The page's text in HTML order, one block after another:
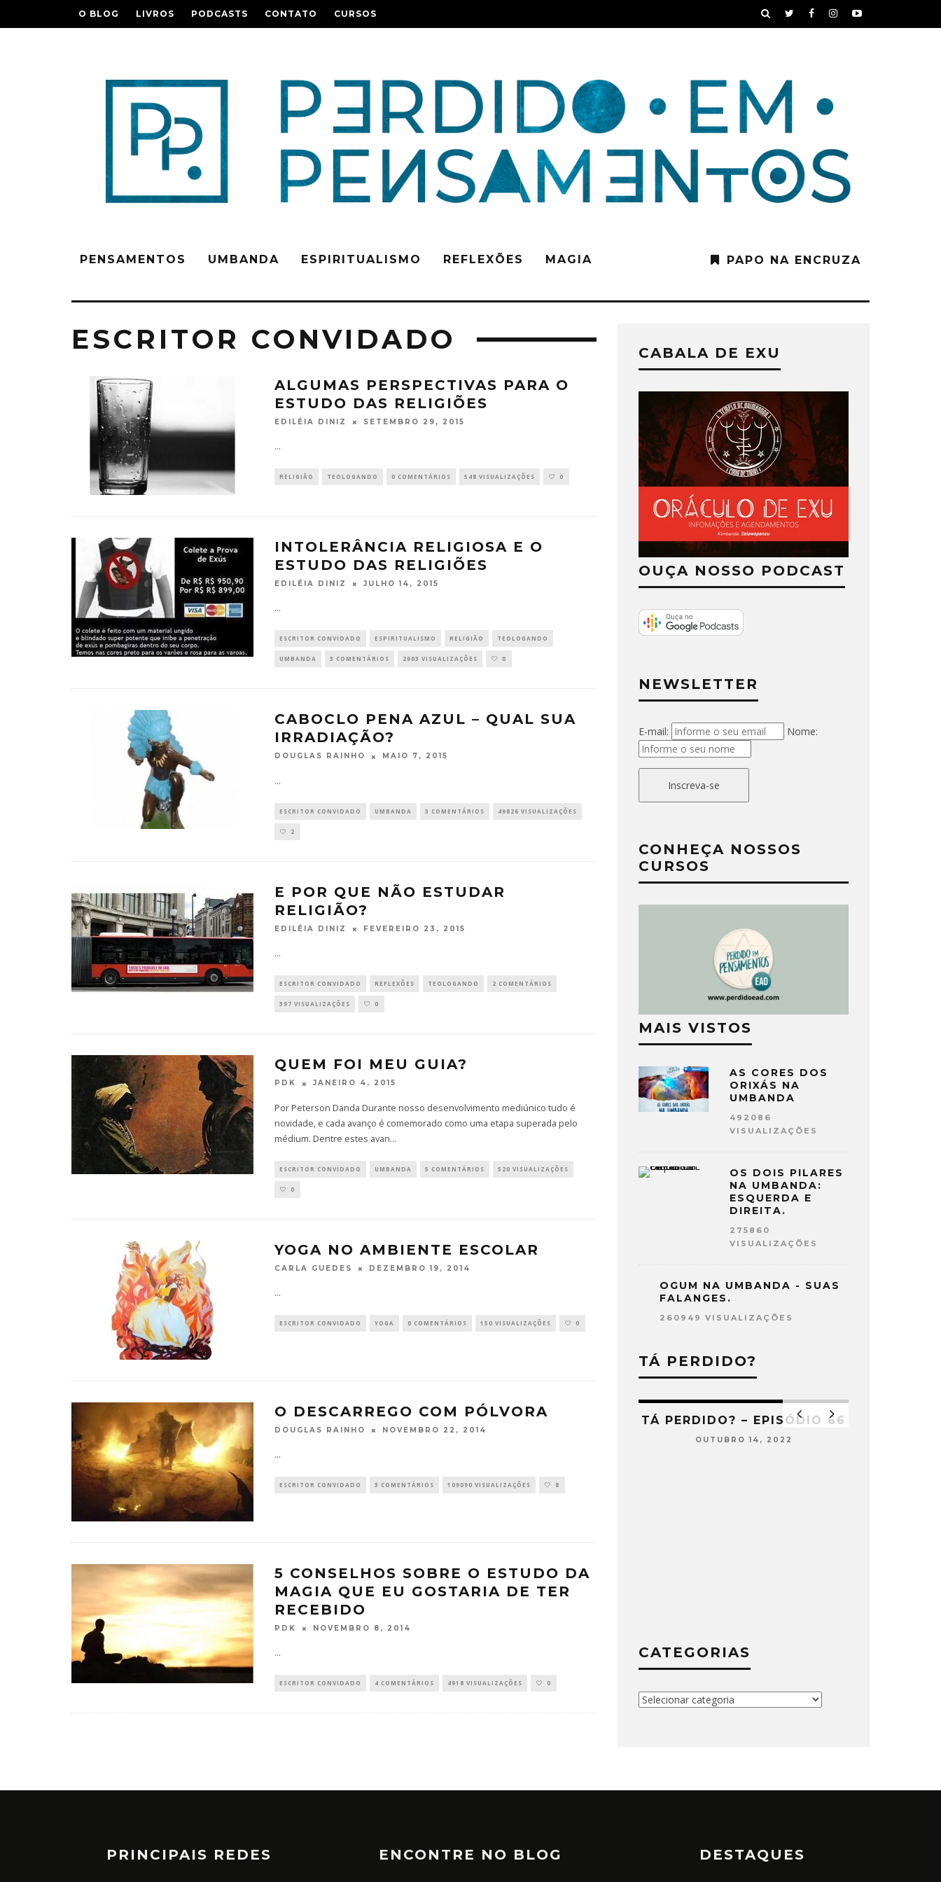
O BLOG LIVROS PODCASTS CONTATO CURSOS
PENSAMENTOS UMBANDA ESPIRITUALISMO REFLEXÕES MAGIA PAPO NA ENCRUZA
ESCRITOR CONVIDADO
ALGUMAS PERSPECTIVAS PARA O
ESTUDO DAS RELIGIÕES
EDILÉIA DINIZ SETEMBRO 29, 2015
...
RELIGIÃO TEOLOGANDO 0 COMENTÁRIOS 548 VISUALIZAÇÕES 0
INTOLERÂNCIA RELIGIOSA E O
ESTUDO DAS RELIGIÕES
EDILÉIA DINIZ JULHO 14, 2015
...
ESCRITOR CONVIDADO ESPIRITUALISMO RELIGIÃO TEOLOGANDO
UMBANDA 3 COMENTÁRIOS 2903 VISUALIZAÇÕES 0
CABOCLO PENA AZUL – QUAL SUA
IRRADIAÇÃO?
DOUGLAS RAINHO MAIO 7, 2015
...
ESCRITOR CONVIDADO UMBANDA 3 COMENTÁRIOS 49826 VISUALIZAÇÕES
2
E POR QUE NÃO ESTUDAR
RELIGIÃO?
EDILÉIA DINIZ FEVEREIRO 23, 2015
...
ESCRITOR CONVIDADO REFLEXÕES TEOLOGANDO 2 COMENTÁRIOS
397 VISUALIZAÇÕES 0
QUEM FOI MEU GUIA?
PDK JANEIRO 4, 2015
Por Peterson Danda Durante nosso desenvolvimento mediúnico tudo é
novidade, e cada avanço é comemorado como uma etapa superada pelo
médium. Dentre estes avan...
ESCRITOR CONVIDADO UMBANDA 5 COMENTÁRIOS 520 VISUALIZAÇÕES
0
YOGA NO AMBIENTE ESCOLAR
CARLA GUEDES DEZEMBRO 19, 2014
...
ESCRITOR CONVIDADO YOGA 0 COMENTÁRIOS 150 VISUALIZAÇÕES 0
O DESCARREGO COM PÓLVORA
DOUGLAS RAINHO NOVEMBRO 22, 2014
...
ESCRITOR CONVIDADO 3 COMENTÁRIOS 109090 VISUALIZAÇÕES 8
5 CONSELHOS SOBRE O ESTUDO DA
MAGIA QUE EU GOSTARIA DE TER
RECEBIDO
PDK NOVEMBRO 8, 2014
...
ESCRITOR CONVIDADO 4 COMENTÁRIOS 4918 VISUALIZAÇÕES 0
CABALA DE EXU
OUÇA NOSSO PODCAST
NEWSLETTER
E-mail: Nome:
Inscreva-se
CONHEÇA NOSSOS
CURSOS
MAIS VISTOS
AS CORES DOS
ORIXÁS NA
UMBANDA
492086
VISUALIZAÇÕES
OS DOIS PILARES
NA UMBANDA:
ESQUERDA E
DIREITA.
275860
VISUALIZAÇÕES
OGUM NA UMBANDA - SUAS
FALANGES.
260949 VISUALIZAÇÕES
TÁ PERDIDO?
TÁ PERDIDO? – EPISÓDIO 62 TÁ PERDIDO? – EPISÓDIO 66
OUTUBRO 14, 2022
CATEGORIAS
Categorias
PRINCIPAIS REDES ENCONTRE NO BLOG DESTAQUES